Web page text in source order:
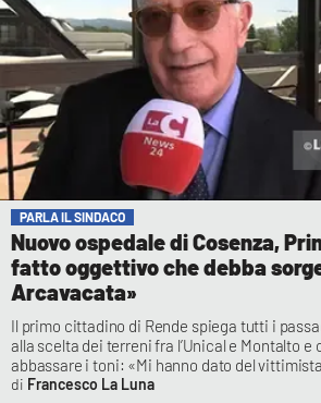
PARLA IL SINDACO
Nuovo ospedale di Cosenza,
fatto oggettivo che debba
Arcavacata»
Il primo cittadino di Rende spiega tutti i
alla scelta dei terreni fra l’Unical e Montalto
abbassare i toni: «Mi hanno dato del
Francesco La Luna